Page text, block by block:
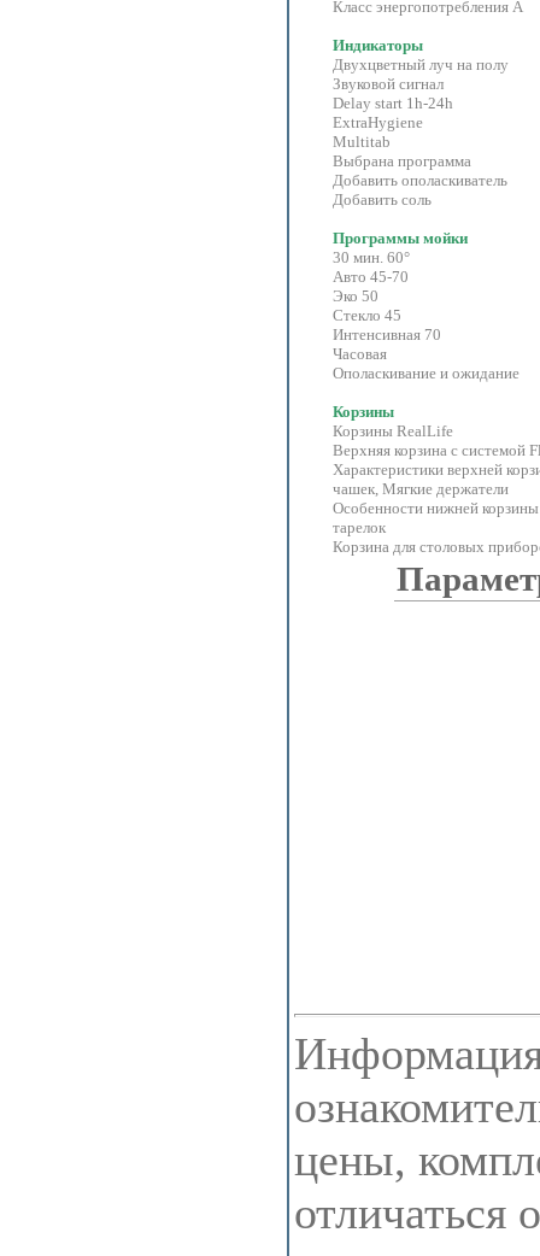
Класс энергопотребления А
Индикаторы
Двухцветный луч на полу
Звуковой сигнал
Delay start 1h-24h
ExtraHygiene
Multitab
Выбрана программа
Добавить ополаскиватель
Добавить соль
Программы мойки
30 мин. 60°
Авто 45-70
Эко 50
Стекло 45
Интенсивная 70
Часовая
Ополаскивание и ожидание
Корзины
Корзины RealLife
Верхняя корзина с системой
Характеристики верхней
чашек, Мягкие держатели
Особенности нижней
тарелок
Корзина для столовых
Информация
цены,
отличаться